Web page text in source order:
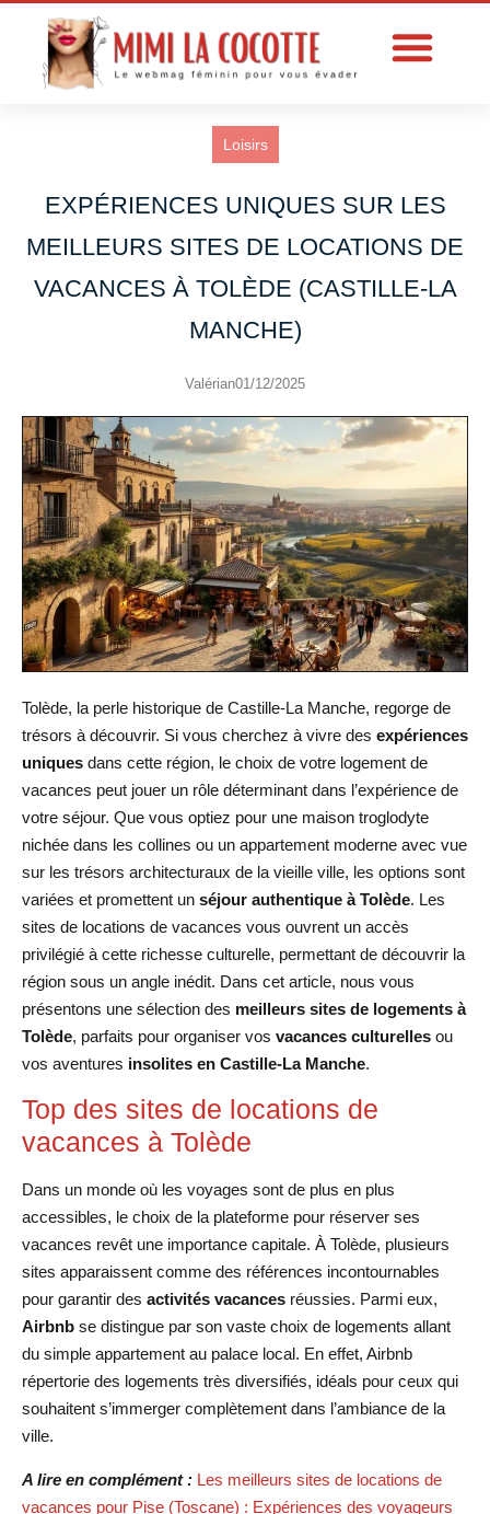
Loisirs
EXPÉRIENCES UNIQUES SUR LES
MEILLEURS SITES DE LOCATIONS DE
VACANCES À TOLÈDE (CASTILLE-LA
MANCHE)
Valérian01/12/2025
Tolède, la perle historique de Castille-La Manche, regorge de
trésors à découvrir. Si vous cherchez à vivre des expériences
uniques dans cette région, le choix de votre logement de
vacances peut jouer un rôle déterminant dans l’expérience de
votre séjour. Que vous optiez pour une maison troglodyte
nichée dans les collines ou un appartement moderne avec vue
sur les trésors architecturaux de la vieille ville, les options sont
variées et promettent un séjour authentique à Tolède. Les
sites de locations de vacances vous ouvrent un accès
privilégié à cette richesse culturelle, permettant de découvrir la
région sous un angle inédit. Dans cet article, nous vous
présentons une sélection des meilleurs sites de logements à
Tolède, parfaits pour organiser vos vacances culturelles ou
vos aventures insolites en Castille-La Manche.
Top des sites de locations de
vacances à Tolède
Dans un monde où les voyages sont de plus en plus
accessibles, le choix de la plateforme pour réserver ses
vacances revêt une importance capitale. À Tolède, plusieurs
sites apparaissent comme des références incontournables
pour garantir des activités vacances réussies. Parmi eux,
Airbnb se distingue par son vaste choix de logements allant
du simple appartement au palace local. En effet, Airbnb
répertorie des logements très diversifiés, idéals pour ceux qui
souhaitent s’immerger complètement dans l’ambiance de la
ville.
A lire en complément : Les meilleurs sites de locations de
vacances pour Pise (Toscane) : Expériences des voyageurs